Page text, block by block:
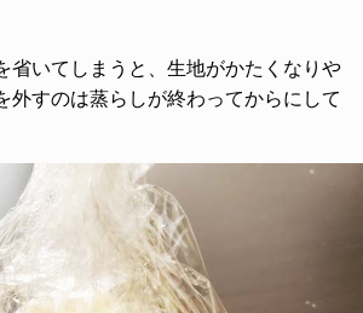
省いてしまうと、生地がかたくなりや
外すのは蒸らしが終わってからにして